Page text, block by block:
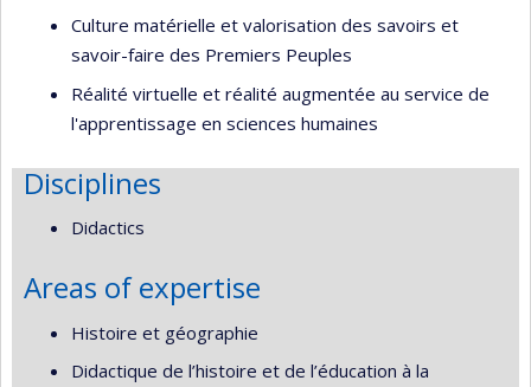
Culture matérielle et valorisation des savoirs et
savoir-faire des Premiers Peuples
Réalité virtuelle et réalité augmentée au service de
l'apprentissage en sciences humaines
Disciplines
Didactics
Areas of expertise
Histoire et géographie
Didactique de l’histoire et de l’éducation à la